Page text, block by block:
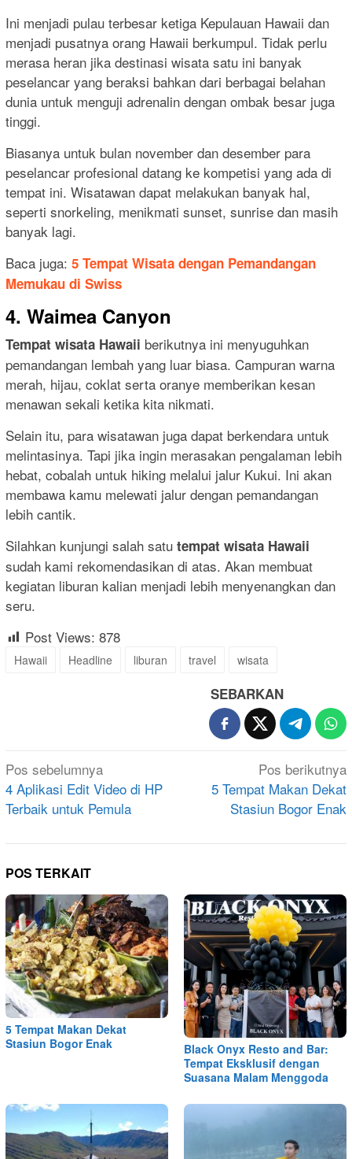
Ini menjadi pulau terbesar ketiga Kepulauan Hawaii dan
menjadi pusatnya orang Hawaii berkumpul. Tidak perlu
merasa heran jika destinasi wisata satu ini banyak
peselancar yang beraksi bahkan dari berbagai belahan
dunia untuk menguji adrenalin dengan ombak besar juga
tinggi.
Biasanya untuk bulan november dan desember para
peselancar profesional datang ke kompetisi yang ada di
tempat ini. Wisatawan dapat melakukan banyak hal,
seperti snorkeling, menikmati sunset, sunrise dan masih
banyak lagi.
Baca juga: 5 Tempat Wisata dengan Pemandangan
Memukau di Swiss
4. Waimea Canyon
Tempat wisata Hawaii berikutnya ini menyuguhkan
pemandangan lembah yang luar biasa. Campuran warna
merah, hijau, coklat serta oranye memberikan kesan
menawan sekali ketika kita nikmati.
Selain itu, para wisatawan juga dapat berkendara untuk
melintasinya. Tapi jika ingin merasakan pengalaman lebih
hebat, cobalah untuk hiking melalui jalur Kukui. Ini akan
membawa kamu melewati jalur dengan pemandangan
lebih cantik.
Silahkan kunjungi salah satu tempat wisata Hawaii
sudah kami rekomendasikan di atas. Akan membuat
kegiatan liburan kalian menjadi lebih menyenangkan dan
seru.
Post Views: 878
Hawaii Headline liburan travel wisata
SEBARKAN
Navigasi
pos
Pos sebelumnya
4 Aplikasi Edit Video di HP
Terbaik untuk Pemula
Pos berikutnya
5 Tempat Makan Dekat
Stasiun Bogor Enak
POS TERKAIT
5 Tempat Makan Dekat
Stasiun Bogor Enak
Black Onyx Resto and Bar:
Tempat Eksklusif dengan
Suasana Malam Menggoda